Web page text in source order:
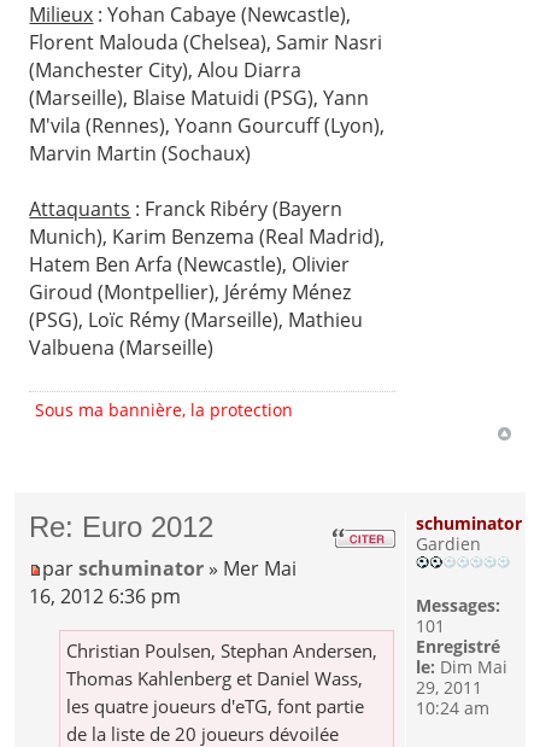
Milieux : Yohan Cabaye (Newcastle),
Florent Malouda (Chelsea), Samir Nasri
(Manchester City), Alou Diarra
(Marseille), Blaise Matuidi (PSG), Yann
M'vila (Rennes), Yoann Gourcuff (Lyon),
Marvin Martin (Sochaux)
Attaquants : Franck Ribéry (Bayern
Munich), Karim Benzema (Real Madrid),
Hatem Ben Arfa (Newcastle), Olivier
Giroud (Montpellier), Jérémy Ménez
(PSG), Loïc Rémy (Marseille), Mathieu
Valbuena (Marseille)
Sous ma bannière, la protection
Re: Euro 2012
parschuminator » Mer Mai
16, 2012 6:36 pm
Christian Poulsen, Stephan Andersen,
Thomas Kahlenberg et Daniel Wass,
les quatre joueurs d'eTG, font partie
de la liste de 20 joueurs dévoilée
schuminator
Gardien
Messages:
101
Enregistré
le: Dim Mai
29, 2011
10:24 am